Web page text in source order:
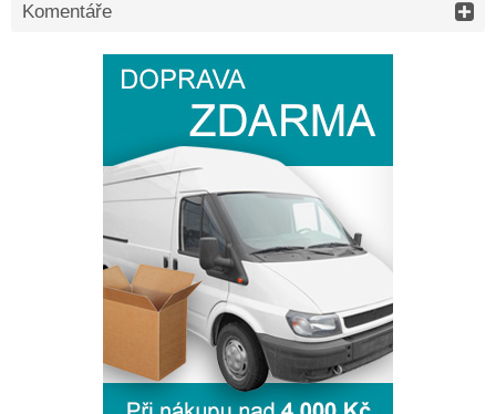
Komentáře